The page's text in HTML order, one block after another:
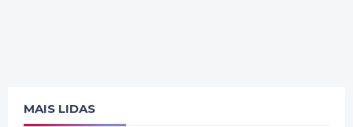
MAIS LIDAS